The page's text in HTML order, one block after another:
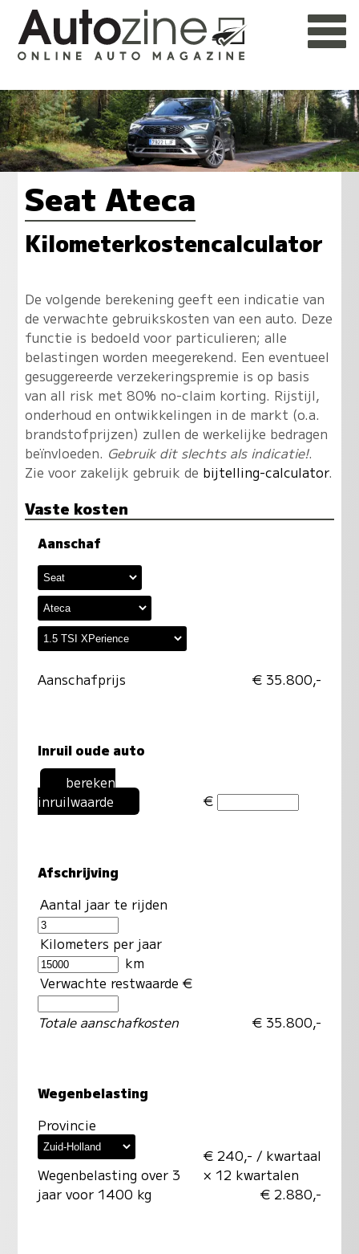
Seat Ateca
Kilometerkostencalculator
De volgende berekening geeft een indicatie van
de verwachte gebruikskosten van een auto. Deze
functie is bedoeld voor particulieren; alle
belastingen worden meegerekend. Een eventueel
gesuggereerde verzekeringspremie is op basis
van all risk met 80% no-claim korting. Rijstijl,
onderhoud en ontwikkelingen in de markt (o.a.
brandstofprijzen) zullen de werkelijke bedragen
beïnvloeden. Gebruik dit slechts als indicatie!.
Zie voor zakelijk gebruik de bijtelling-calculator.
Vaste kosten
Aanschaf
Aanschafprijs € 35.800,-
Inruil oude auto
bereken
inruilwaarde
€
Afschrijving
Aantal jaar te rijden
Kilometers per jaar
km
Verwachte restwaarde €
Totale aanschafkosten € 35.800,-
Wegenbelasting
Provincie
Wegenbelasting over 3
jaar voor 1400 kg
€ 240,- / kwartaal
× 12 kwartalen
€ 2.880,-